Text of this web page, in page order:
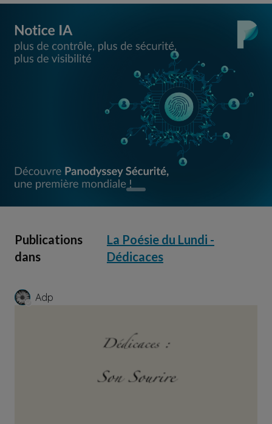
Publications
dans
La Poésie du Lundi -
Dédicaces
Adp